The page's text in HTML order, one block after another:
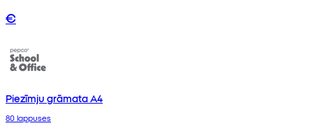
€
Piezīmju grāmata A4
80 lappuses